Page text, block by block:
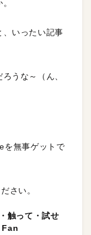
、いったい記事
うな～（ん、
を無事ゲットで
さい。
触って・試せ
Fan